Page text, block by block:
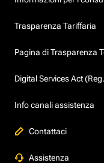
Trasparenza Tariffaria
Pagina di Trasparenza
Digital Services Act
Info canali assistenza
Contattaci
Assistenza